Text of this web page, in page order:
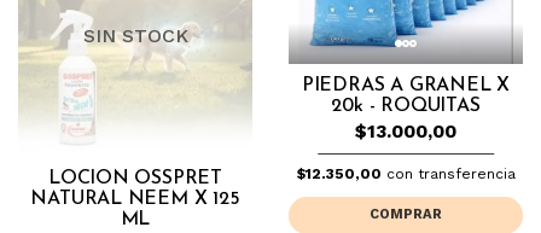
SIN STOCK
LOCION OSSPRET
NATURAL NEEM X 125
ML
PIEDRAS A GRANEL X
20k - ROQUITAS
$13.000,00
$12.350,00 con transferencia
COMPRAR